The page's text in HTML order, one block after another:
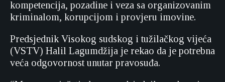
kompetencija, pozadine i veza sa organizovanim
kriminalom, korupcijom i provjeru imovine.
Predsjednik Visokog sudskog i tužilačkog vijeća
(VSTV) Halil Lagumdžija je rekao da je potrebna
veća odgovornost unutar pravosuđa.